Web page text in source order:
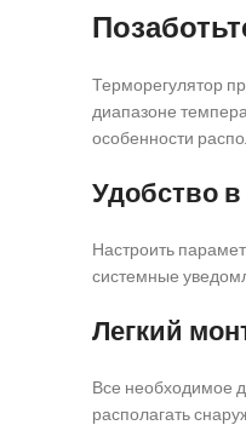
Терморегулятор
диапазоне
особенности
Удобство
Настроить
системные
Легкий
Все необходимое
располагать